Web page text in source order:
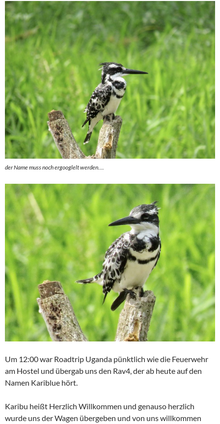
der Name muss noch ergooglelt werden….
Um 12:00 war Roadtrip Uganda pünktlich wie die Feuerwehr
am Hostel und übergab uns den Rav4, der ab heute auf den
Namen Kariblue hört.
Karibu heißt Herzlich Willkommen und genauso herzlich
wurde uns der Wagen übergeben und von uns willkommen